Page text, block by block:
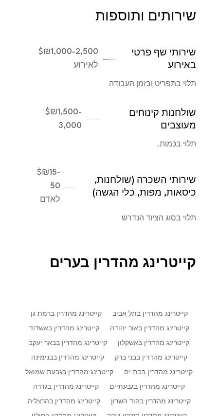
שירותים ותוספות
שירותי שף פרטי
באירוע
$ ₪1,000-2,500
לאירוע
תלוי בתפריט ובזמן העבודה
שולחנות קינוחים
מעוצבים
$ ₪1,500-
3,000
תלוי בכמות.
שירותי השכרה (שולחנות,
כיסאות, מפות, כלי הגשה)
$ ₪15-
50
לאדם
תלוי בסוג הציוד הנדרש
קייטרינג מהדרין בערים
קייטרינג מהדרין בתל אביב קייטרינג מהדרין ברמת גן
קייטרינג מהדרין באור יהודה קייטרינג מהדרין באשדוד
קייטרינג מהדרין באשקלון קייטרינג מהדרין בבאר יעקב
קייטרינג מהדרין בבני ברק קייטרינג מהדרין בבנימינה
קייטרינג מהדרין בבת ים קייטרינג מהדרין בגבעת שמואל
קייטרינג מהדרין בגבעתיים קייטרינג מהדרין בגדרה
קייטרינג מהדרין בהוד השרון קייטרינג מהדרין בהרצליה